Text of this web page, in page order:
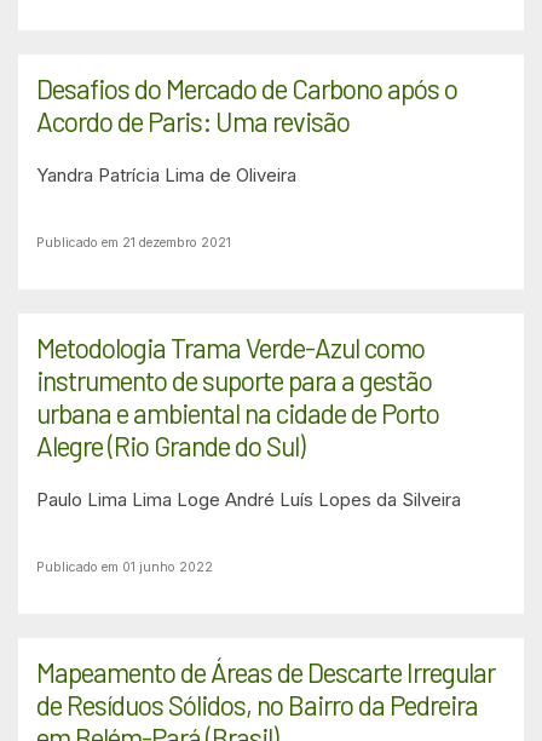
Desafios do Mercado de Carbono após o
Acordo de Paris: Uma revisão
Yandra Patrícia Lima de Oliveira
Publicado em 21 dezembro 2021
Metodologia Trama Verde-Azul como
instrumento de suporte para a gestão
urbana e ambiental na cidade de Porto
Alegre (Rio Grande do Sul)
Paulo Lima Lima Loge André Luís Lopes da Silveira
Publicado em 01 junho 2022
Mapeamento de Áreas de Descarte Irregular
de Resíduos Sólidos, no Bairro da Pedreira